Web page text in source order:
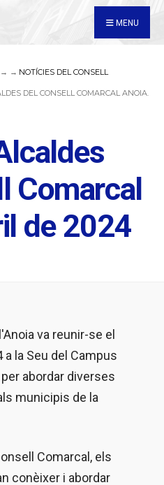
MENU
NOTÍCIES DEL CONSELL
DEL CONSELL COMARCAL ANOIA.
Comarcal
de 2024
va reunir-se el
la Seu del Campus
abordar diverses
municipis de la
Comarcal, els
conèixer i abordar